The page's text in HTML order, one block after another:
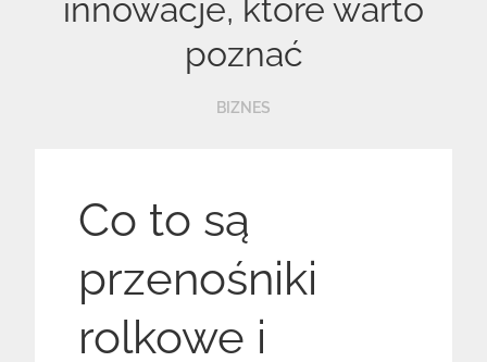
innowacje, które warto
poznać
BIZNES
Co to są
przenośniki
rolkowe i